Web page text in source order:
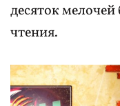
десяток мелочей
чтения.